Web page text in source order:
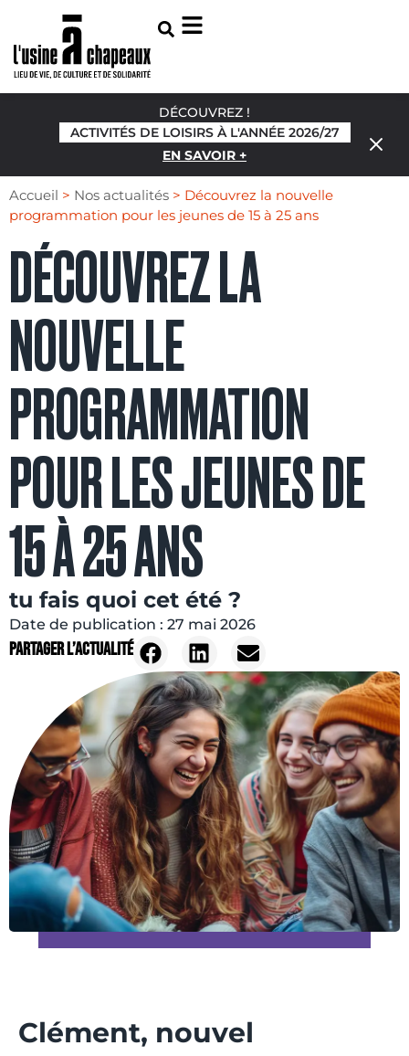
DÉCOUVREZ !
ACTIVITÉS DE LOISIRS À L'ANNÉE 2026/27
EN SAVOIR +
Accueil > Nos actualités > Découvrez la nouvelle
programmation pour les jeunes de 15 à 25 ans
DÉCOUVREZ LA
NOUVELLE
PROGRAMMATION
POUR LES JEUNES DE
15 À 25 ANS
tu fais quoi cet été ?
Date de publication : 27 mai 2026
Partager l’actualité
Clément, nouvel